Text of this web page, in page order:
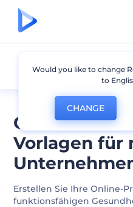
Gesundheits-
Vorlagen für
Erstellen Sie Ihre Online-
funktionsfähigen
Gesundheit
Would you like to change
to
CHANGE